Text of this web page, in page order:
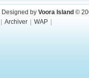
Designed by Voora Island ©
Archiver WAP